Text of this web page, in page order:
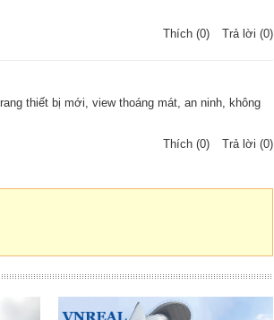
Thích (0)
Trả lời (0)
thiết bị mới, view thoáng mát, an ninh, không
Thích (0)
Trả lời (0)